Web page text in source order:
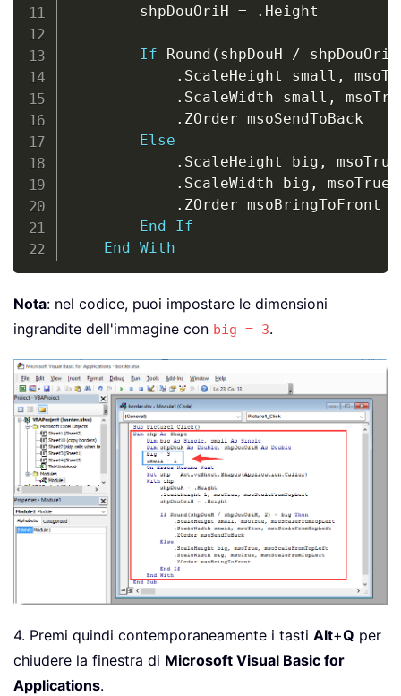
        shpDouOriH
= . Height
If Round ( shpDouH / shpDouOriH
. ScaleHeight small ,
. ScaleWidth small ,
. ZOrder msoSendToBack
Else
. ScaleHeight big , msoTrue
. ScaleWidth big , msoTrue
. ZOrder msoBringToFront
End
If
End
With
Nota: nel codice, puoi impostare le dimensioni
ingrandite dell'immagine con big = 3.
4. Premi quindi contemporaneamente i tasti Alt+Q per
chiudere la finestra di Microsoft Visual Basic for
Applications.